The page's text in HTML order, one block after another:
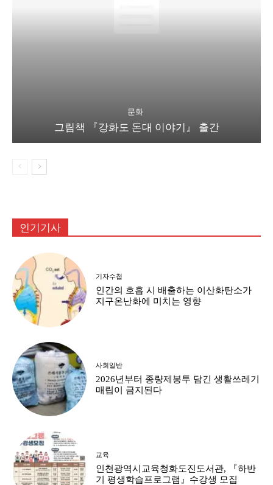
문화
그림책 『강화도 돈대 이야기』 출간
인기기사
기자수첩
인간의 호흡 시 배출하는 이산화탄소가
지구온난화에 미치는 영향
사회일반
2026년부터 종량제봉투 담긴 생활쓰레기
매립이 금지된다
교육
인천광역시교육청화도진도서관, 『하반
기 평생학습프로그램』수강생 모집